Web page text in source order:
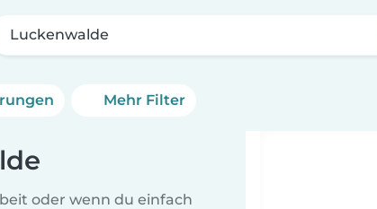
Luckenwalde
Mehr Filter
oder wenn du einfach